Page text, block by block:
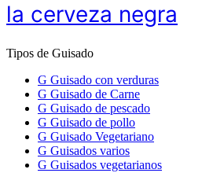
la cerveza negra
Tipos de Guisado
G Guisado con verduras
G Guisado de Carne
G Guisado de pescado
G Guisado de pollo
G Guisado Vegetariano
G Guisados varios
G Guisados vegetarianos